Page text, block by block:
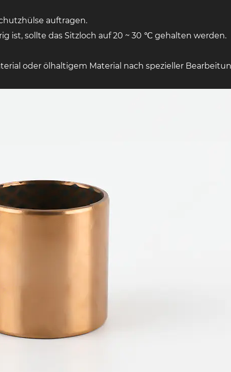
auftragen.
ist, sollte das Sitzloch auf 20 ~ 30 ℃ gehalten werden.
oder ölhaltigem Material nach spezieller